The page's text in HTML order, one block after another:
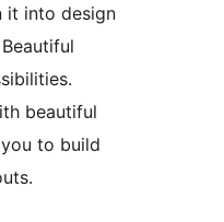
it into design
beautiful
to build